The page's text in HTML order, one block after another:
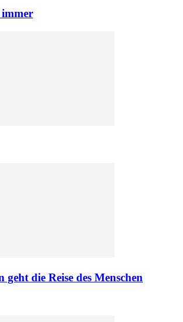
immer
die Reise des Menschen